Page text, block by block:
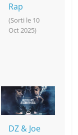
Rap
(Sorti le 10
Oct 2025)
DZ & Joe